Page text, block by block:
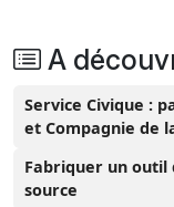
A
Service Civique :
et Compagnie de
Fabriquer un outil
source